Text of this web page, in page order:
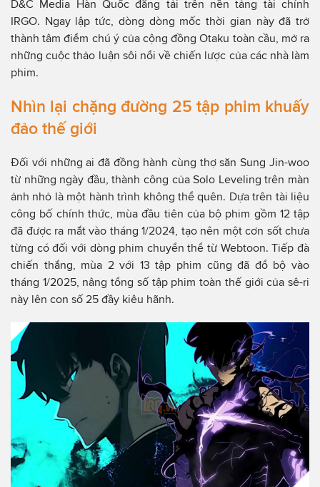
D&C Media Hàn Quốc đăng tải trên nền tảng tài chính
IRGO. Ngay lập tức, dòng dòng mốc thời gian này đã trở
thành tâm điểm chú ý của cộng đồng Otaku toàn cầu, mở ra
những cuộc thảo luận sôi nổi về chiến lược của các nhà làm
phim.
Nhìn lại chặng đường 25 tập phim khuấy
đảo thế giới
Đối với những ai đã đồng hành cùng thợ săn Sung Jin-woo
từ những ngày đầu, thành công của Solo Leveling trên màn
ảnh nhỏ là một hành trình không thể quên. Dựa trên tài liệu
công bố chính thức, mùa đầu tiên của bộ phim gồm 12 tập
đã được ra mắt vào tháng 1/2024, tạo nên một cơn sốt chưa
từng có đối với dòng phim chuyển thể từ Webtoon. Tiếp đà
chiến thắng, mùa 2 với 13 tập phim cũng đã đổ bộ vào
tháng 1/2025, nâng tổng số tập phim toàn thế giới của sê-ri
này lên con số 25 đầy kiêu hãnh.